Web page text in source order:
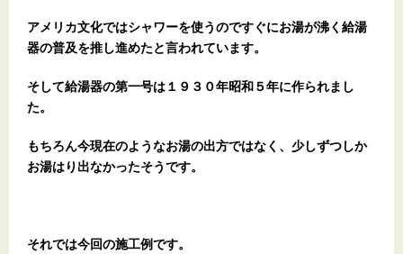
アメリカ文化ではシャワーを使うのですぐにお湯が沸く給湯
器の普及を推し進めたと言われています。
そして給湯器の第一号は１９３０年昭和５年に作られまし
た。
もちろん今現在のようなお湯の出方ではなく、少しずつしか
お湯はり出なかったそうです。
それでは今回の施工例です。